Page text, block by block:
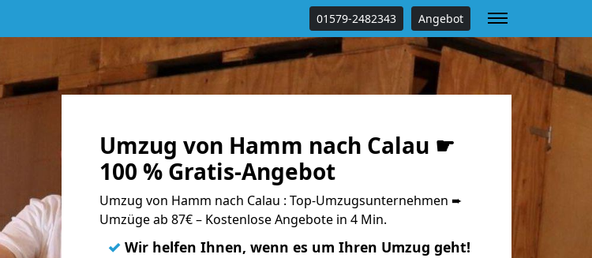
01579-2482343 Angebot
Umzug von Hamm nach Calau ☛
100 % Gratis-Angebot
Umzug von Hamm nach Calau : Top-Umzugsunternehmen ➨
Umzüge ab 87€ – Kostenlose Angebote in 4 Min.
✓ Wir helfen Ihnen, wenn es um Ihren Umzug geht!